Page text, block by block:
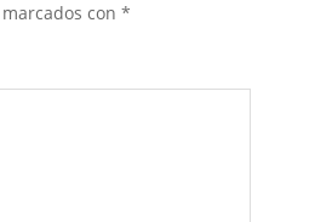
con *